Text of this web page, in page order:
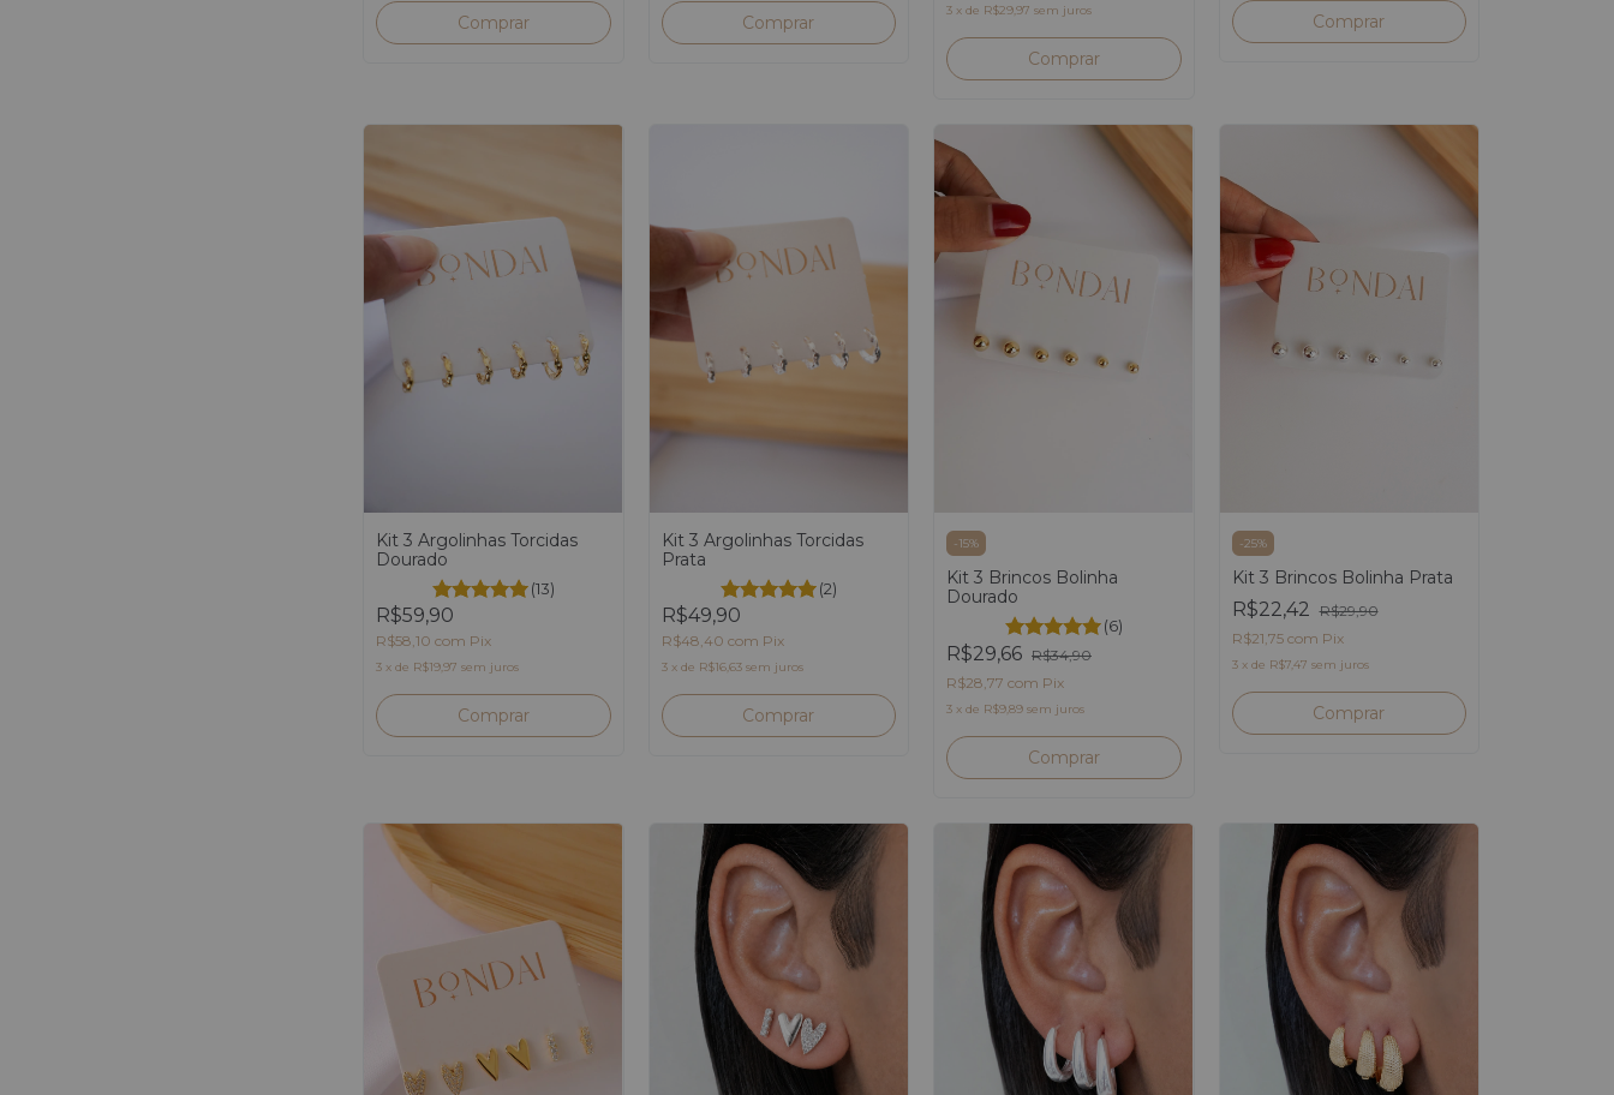
3 x de R$29,97 sem juros
Kit 3 Argolinhas Torcidas
Dourado
(13)
R$59,90
R$58,10 com Pix
3 x de R$19,97 sem juros
Kit 3 Argolinhas Torcidas
Prata
(2)
R$49,90
R$48,40 com Pix
3 x de R$16,63 sem juros
-15%
Kit 3 Brincos Bolinha
Dourado
(6)
R$29,66 R$34,90
R$28,77 com Pix
3 x de R$9,89 sem juros
-25%
Kit 3 Brincos Bolinha Prata
R$22,42
R$29,90
R$21,75 com Pix
3 x de R$7,47 sem juros